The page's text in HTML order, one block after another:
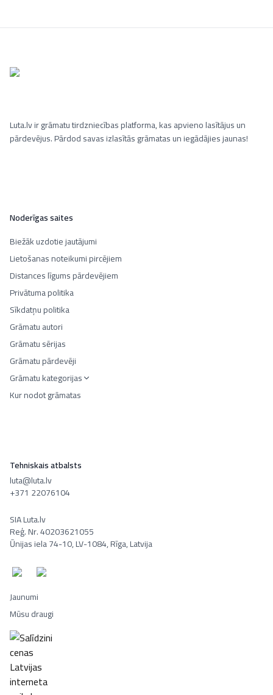
Luta.lv ir grāmatu tirdzniecības platforma, kas apvieno lasītājus un
pārdevējus. Pārdod savas izlasītās grāmatas un iegādājies jaunas!
Noderīgas saites
Biežāk uzdotie jautājumi
Lietošanas noteikumi pircējiem
Distances līgums pārdevējiem
Privātuma politika
Sīkdatņu politika
Grāmatu autori
Grāmatu sērijas
Grāmatu pārdevēji
Grāmatu kategorijas
Kur nodot grāmatas
Tehniskais atbalsts
luta@luta.lv
+371 22076104
SIA Luta.lv
Reģ. Nr. 40203621055
Ūnijas iela 74-10, LV-1084, Rīga, Latvija
Jaunumi
Mūsu draugi